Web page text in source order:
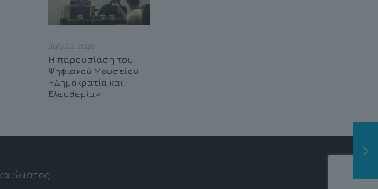
July 22, 2026
Η παρουσίαση του
Ψηφιακού Μουσείου
«Δημοκρατία και
Ελευθερία»